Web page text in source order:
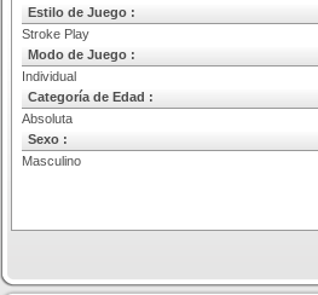
Estilo de Juego :
Stroke Play
Modo de Juego :
Individual
Categoría de Edad :
Absoluta
Sexo :
Masculino